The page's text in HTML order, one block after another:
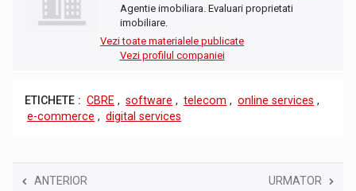
Agentie imobiliara. Evaluari proprietati
imobiliare.
Vezi toate materialele publicate
Vezi profilul companiei
ETICHETE : CBRE , software , telecom , online services ,
e-commerce , digital services
ANTERIOR URMATOR